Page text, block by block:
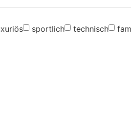
sportlich technisch